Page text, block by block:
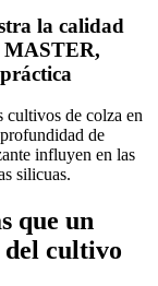
la calidad
MASTER,
cultivos de colza en
de
influyen en las
silicuas.
que un
del cultivo